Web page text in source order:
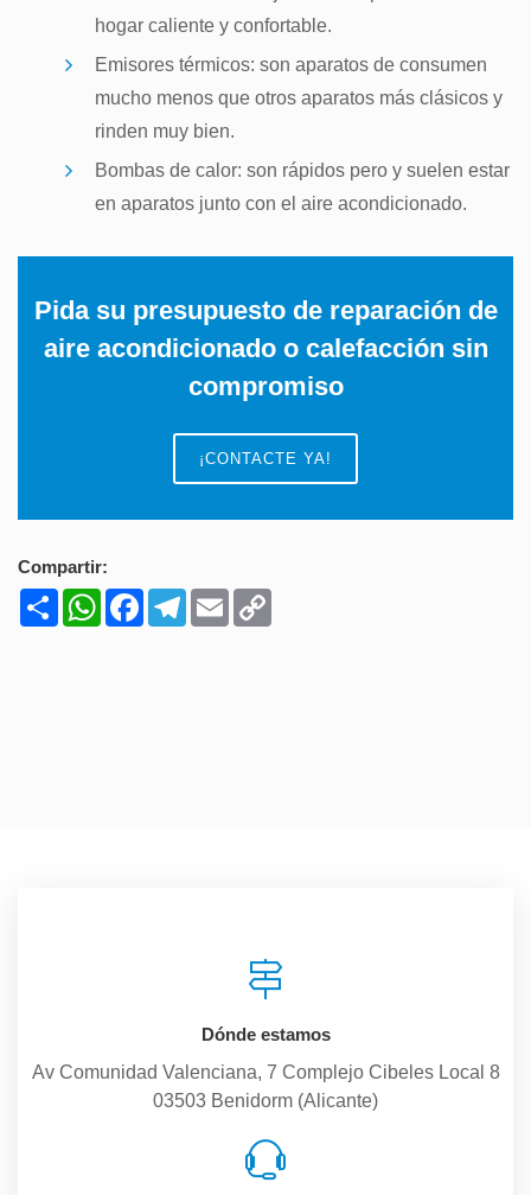
hogar caliente y confortable.
Emisores térmicos: son aparatos de consumen
mucho menos que otros aparatos más clásicos y
rinden muy bien.
Bombas de calor: son rápidos pero y suelen estar
en aparatos junto con el aire acondicionado.
Pida su presupuesto de reparación de
aire acondicionadoo calefacción sin
compromiso
¡CONTACTE YA!
Compartir:
ShareWhatsAppFacebookTelegram
Email
Dónde estamos
Av Comunidad Valenciana, 7 Complejo Cibeles Local 8
03503 Benidorm (Alicante)